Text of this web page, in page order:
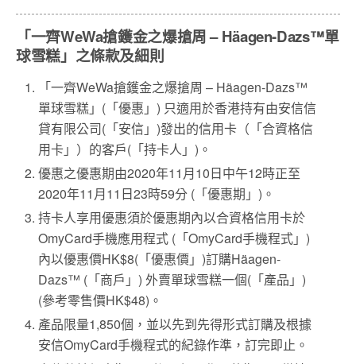
「一齊WeWa搶鑊金之爆搶周– Häagen-Dazs™單
球雪糕」之條款及細則
「一齊WeWa搶鑊金之爆搶周 – Häagen-Dazs™
單球雪糕」 ( 「優惠」) 只適用於香港持有由安信信
貸有限公司( 「安信」)發出的信用卡（「合資格信
用卡」）的客戶( 「持卡人」) 。
優惠之優惠期由2020年11月10日中午12時正至
2020年11月11 日23時59分 ( 「優惠期」) 。
持卡人享用優惠須於優惠期內以合資格信用卡於
OmyCard手機應用程式 ( 「OmyCard手機程式」)
內以優惠價HK$8( 「優惠價」)訂購Häagen-
Dazs™ ( 「商戶」)外賣單球雪糕一個( 「產品」)
(參考零售價HK$48) 。
產品限量1,850個，並以先到先得形式訂購及根據
安信OmyCard手機程式的紀錄作準，訂完即止。